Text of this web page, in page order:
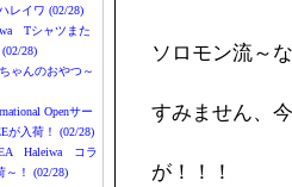
レイワ (02/28)
Tシャツまた
28)
ゃんのおやつ～
Openサー
が入荷！ (02/28)
Haleiwa コラ
！ (02/28)
ソロモン流～
すみません、
が！！！